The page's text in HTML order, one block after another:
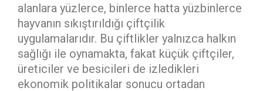
alanlara yüzlerce, binlerce hatta yüzbinlerce
hayvanın sıkıştırıldığı çiftçilik
uygulamalarıdır. Bu çiftlikler yalnızca halkın
sağlığı ile oynamakta, fakat küçük çiftçiler,
üreticiler ve besicileri de izledikleri
ekonomik politikalar sonucu ortadan